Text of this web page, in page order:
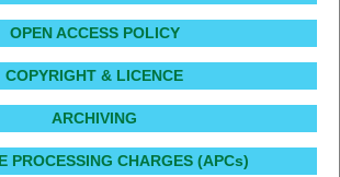
OPEN ACCESS POLICY
COPYRIGHT & LICENCE
ARCHIVING
PROCESSING CHARGES (APCs)